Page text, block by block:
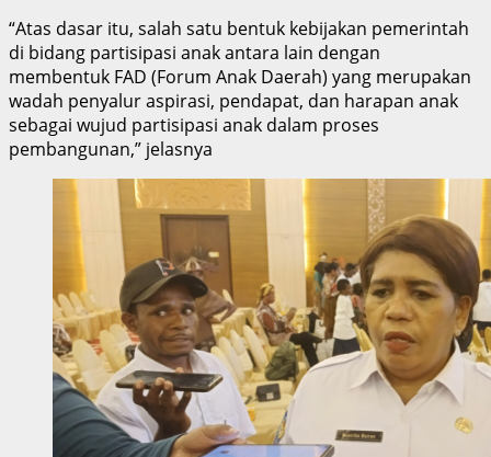
“Atas dasar itu, salah satu bentuk kebijakan pemerintah
di bidang partisipasi anak antara lain dengan
membentuk FAD (Forum Anak Daerah) yang merupakan
wadah penyalur aspirasi, pendapat, dan harapan anak
sebagai wujud partisipasi anak dalam proses
pembangunan,” jelasnya